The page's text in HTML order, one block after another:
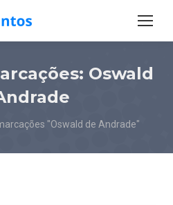
Oswald
"Oswald de Andrade"